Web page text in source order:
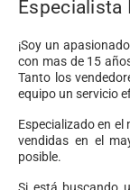
Especialista
¡Soy un
con mas de 15
Tanto los
equipo un servicio
Especializado en
vendidas en el
posible.
Si está buscando